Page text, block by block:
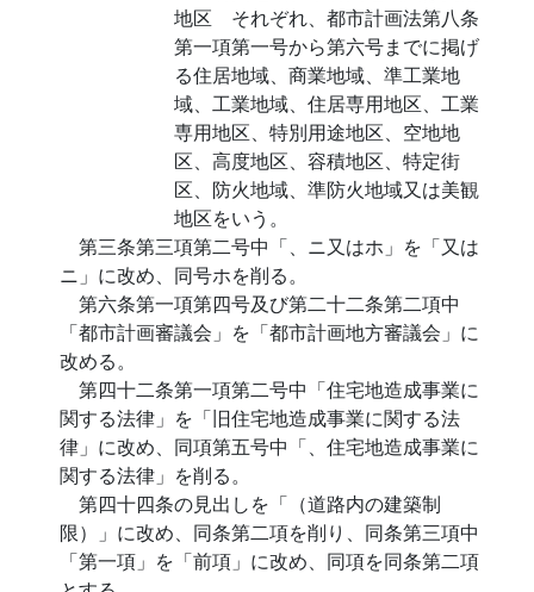
地区 それぞれ、都市計画法第八条
第一項第一号から第六号までに掲げ
る住居地域、商業地域、準工業地
域、工業地域、住居専用地区、工業
専用地区、特別用途地区、空地地
区、高度地区、容積地区、特定街
区、防火地域、準防火地域又は美観
地区をいう。
第三条第三項第二号中「、ニ又はホ」を「又は
ニ」に改め、同号ホを削る。
第六条第一項第四号及び第二十二条第二項中
「都市計画審議会」を「都市計画地方審議会」に
改める。
第四十二条第一項第二号中「住宅地造成事業に
関する法律」を「旧住宅地造成事業に関する法
律」に改め、同項第五号中「、住宅地造成事業に
関する法律」を削る。
第四十四条の見出しを「（道路内の建築制
限）」に改め、同条第二項を削り、同条第三項中
「第一項」を「前項」に改め、同項を同条第二項